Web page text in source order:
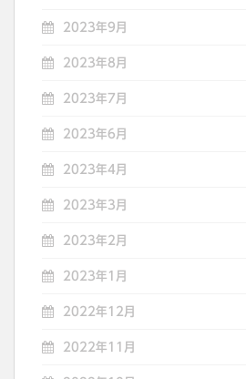
2023年9月
2023年8月
2023年7月
2023年6月
2023年4月
2023年3月
2023年2月
2023年1月
2022年12月
2022年11月